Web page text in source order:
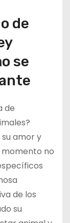
de
se
de
amor y
momento no
de los
su